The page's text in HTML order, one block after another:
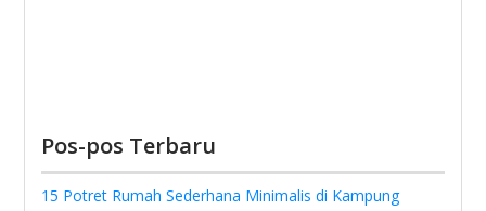
Pos-pos Terbaru
15 Potret Rumah Sederhana Minimalis di Kampung